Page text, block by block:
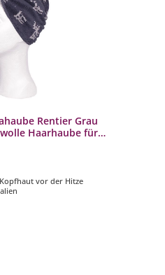
Rentier Grau
Haarhaube für
vor der Hitze